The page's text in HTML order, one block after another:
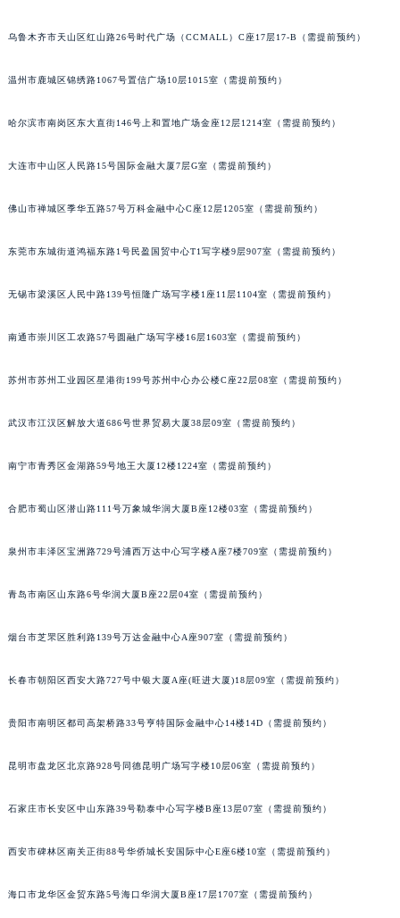
乌鲁木齐市天山区红山路26号时代广场（CCMALL）C座17层17-B（需提前预约）
温州市鹿城区锦绣路1067号置信广场10层1015室（需提前预约）
哈尔滨市南岗区东大直街146号上和置地广场金座12层1214室（需提前预约）
大连市中山区人民路15号国际金融大厦7层G室（需提前预约）
佛山市禅城区季华五路57号万科金融中心C座12层1205室（需提前预约）
东莞市东城街道鸿福东路1号民盈国贸中心T1写字楼9层907室（需提前预约）
无锡市梁溪区人民中路139号恒隆广场写字楼1座11层1104室（需提前预约）
南通市崇川区工农路57号圆融广场写字楼16层1603室（需提前预约）
苏州市苏州工业园区星港街199号苏州中心办公楼C座22层08室（需提前预约）
武汉市江汉区解放大道686号世界贸易大厦38层09室（需提前预约）
南宁市青秀区金湖路59号地王大厦12楼1224室（需提前预约）
合肥市蜀山区潜山路111号万象城华润大厦B座12楼03室（需提前预约）
泉州市丰泽区宝洲路729号浦西万达中心写字楼A座7楼709室（需提前预约）
青岛市南区山东路6号华润大厦B座22层04室（需提前预约）
烟台市芝罘区胜利路139号万达金融中心A座907室（需提前预约）
长春市朝阳区西安大路727号中银大厦A座(旺进大厦)18层09室（需提前预约）
贵阳市南明区都司高架桥路33号亨特国际金融中心14楼14D（需提前预约）
昆明市盘龙区北京路928号同德昆明广场写字楼10层06室（需提前预约）
石家庄市长安区中山东路39号勒泰中心写字楼B座13层07室（需提前预约）
西安市碑林区南关正街88号华侨城长安国际中心E座6楼10室（需提前预约）
海口市龙华区金贸东路5号海口华润大厦B座17层1707室（需提前预约）